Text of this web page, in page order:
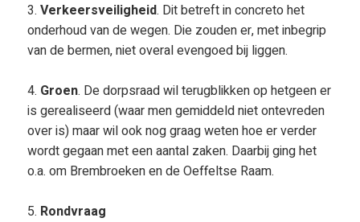
3. Verkeersveiligheid. Dit betreft in concreto het
onderhoud van de wegen. Die zouden er, met inbegrip
van de bermen, niet overal evengoed bij liggen.
4. Groen. De dorpsraad wil terugblikken op hetgeen er
is gerealiseerd (waar men gemiddeld niet ontevreden
over is) maar wil ook nog graag weten hoe er verder
wordt gegaan met een aantal zaken. Daarbij ging het
o.a. om Brembroeken en de Oeffeltse Raam.
5. Rondvraag